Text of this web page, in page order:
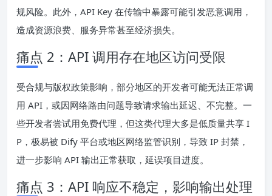
规风险。此外，API Key 在传输中暴露可能引发恶意调用，
造成资源浪费、服务异常甚至经济损失。
痛点 2：API 调用存在地区访问受限
受合规与版权政策影响，部分地区的开发者可能无法正常调
用 API，或因网络路由问题导致请求输出延迟、不完整。一
些开发者尝试用免费代理，但这类代理大多是低质量共享 I
P，极易被 Dify 平台或地区网络监管识别，导致 IP 封禁，
进一步影响 API 输出正常获取，延误项目进度。
痛点 3：API 响应不稳定，影响输出处理